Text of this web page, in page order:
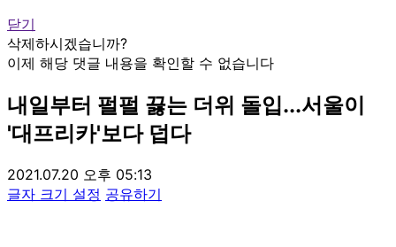
닫기
삭제하시겠습니까?
이제 해당 댓글 내용을 확인할 수 없습니다
내일부터 펄펄 끓는 더위 돌입...서울이
'대프리카'보다 덥다
2021.07.20 오후 05:13
글자 크기 설정 공유하기